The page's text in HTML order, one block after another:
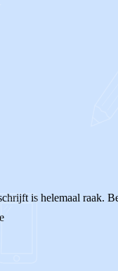
is helemaal raak.